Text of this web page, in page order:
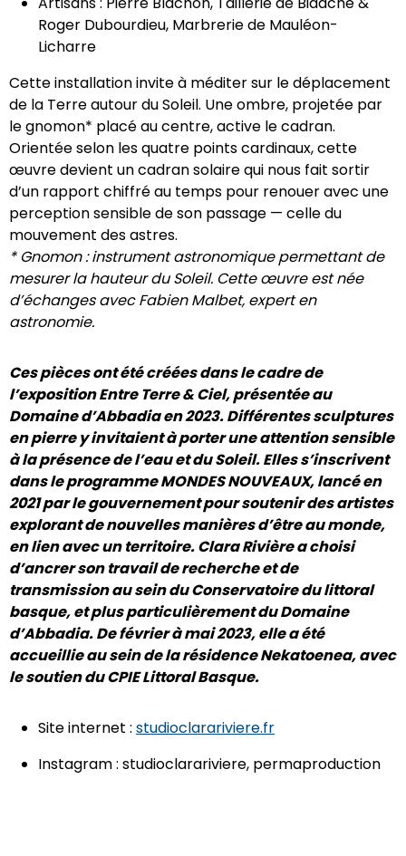
Roger Dubourdieu, Marbrerie de Mauléon-
Licharre
Cette installation invite à méditer sur le déplacement
de la Terre autour du Soleil. Une ombre, projetée par
le gnomon* placé au centre, active le cadran.
Orientée selon les quatre points cardinaux, cette
œuvre devient un cadran solaire qui nous fait sortir
d’un rapport chiffré au temps pour renouer avec une
perception sensible de son passage — celle du
mouvement des astres.
* Gnomon : instrument astronomique permettant de
mesurer la hauteur du Soleil. Cette œuvre est née
d’échanges avec Fabien Malbet, expert en
astronomie.
Ces pièces ont été créées dans le cadre de
l’exposition Entre Terre & Ciel, présentée au
Domaine d’Abbadia en 2023. Différentes sculptures
en pierre y invitaient à porter une attention sensible
à la présence de l’eau et du Soleil. Elles s’inscrivent
dans le programme MONDES NOUVEAUX, lancé en
2021 par le gouvernement pour soutenir des artistes
explorant de nouvelles manières d’être au monde,
en lien avec un territoire. Clara Rivière a choisi
d’ancrer son travail de recherche et de
transmission au sein du Conservatoire du littoral
basque, et plus particulièrement du Domaine
d’Abbadia. De février à mai 2023, elle a été
accueillie au sein de la résidence Nekatoenea, avec
le soutien du CPIE Littoral Basque.
Site internet : studioclarariviere.fr
Instagram : studioclarariviere, permaproduction